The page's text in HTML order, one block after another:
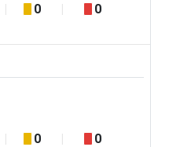
0 0
0 0